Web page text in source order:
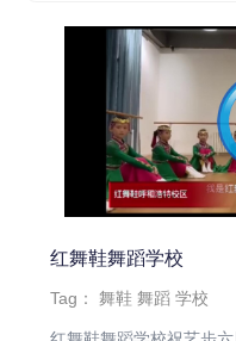
红舞鞋舞蹈学校
Tag：舞鞋 舞蹈 学校